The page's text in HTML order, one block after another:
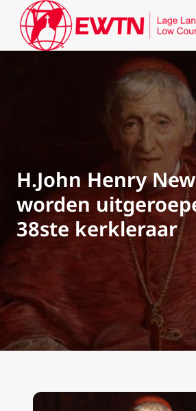
H.John Henry
worden
38ste kerkleraar